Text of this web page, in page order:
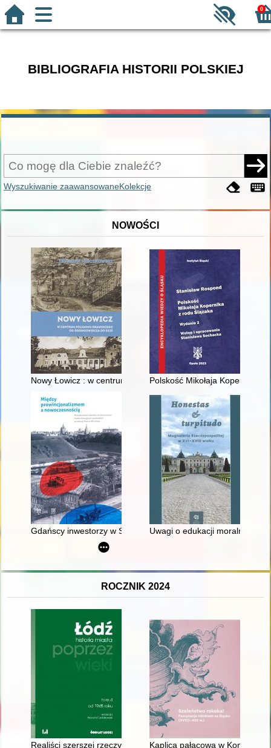
0
BIBLIOGRAFIA HISTORII POLSKIEJ
Wyszukiwanie zaawansowaneKolekcje
NOWOŚCI
Nowy Łowicz : w centrum poligonu drawskiego od
Polskość Mikołaja Kopernika z
Gdańscy inwestorzy w Sopocie : prestiż finansowy i
Uwagi o edukacji moralnej
ROCZNIK 2024
Realiści szerszej rzeczywistości : przestrzenie łódzkich
Kaplica pałacowa w Konarach